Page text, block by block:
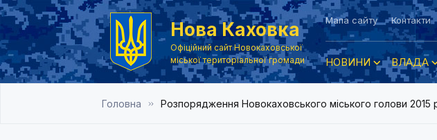
Нова Каховка
Офіційний сайт Новокаховської
міської територіальної громади
Мапа сайту Контакти
НОВИНИ ВЛАДА
Головна Розпорядження Новокаховського міського голови 2015